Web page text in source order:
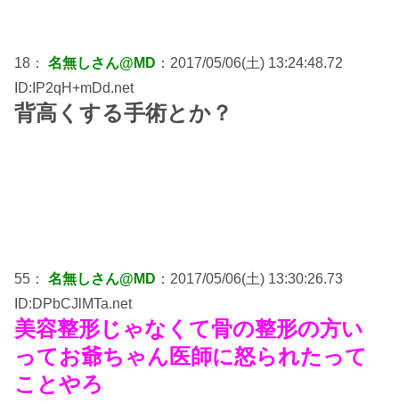
18： 名無しさん@MD ：2017/05/06(土) 13:24:48.72
ID:IP2qH+mDd.net
背高くする手術とか？
55： 名無しさん@MD ：2017/05/06(土) 13:30:26.73
ID:DPbCJlMTa.net
美容整形じゃなくて骨の整形の方い
ってお爺ちゃん医師に怒られたって
ことやろ